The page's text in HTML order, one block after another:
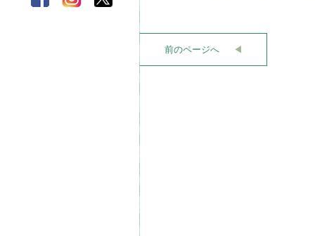
前のページへ ◀︎